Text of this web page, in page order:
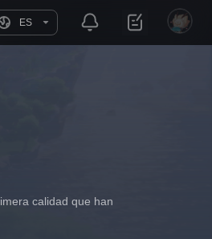
ES
calidad que han